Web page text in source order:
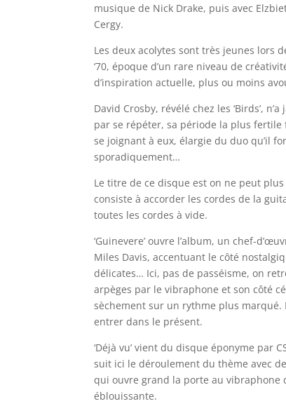
musique de Nick Drake, puis avec
Cergy.
Les deux acolytes sont très jeunes lors
‘70, époque d’un rare niveau de
d’inspiration actuelle, plus ou moins
David Crosby, révélé chez les ‘Birds’,
par se répéter, sa période la plus fertile
se joignant à eux, élargie du duo qu’il
sporadiquement…
Le titre de ce disque est on ne peut plus
consiste à accorder les cordes de la
toutes les cordes à vide.
‘Guinevere’ ouvre l’album, un chef-
Miles Davis, accentuant le côté
délicates… Ici, pas de passéisme, on
arpèges par le vibraphone et son côté
sèchement sur un rythme plus
entrer dans le présent.
‘Déjà vu’ vient du disque éponyme par
suit ici le déroulement du thème avec
qui ouvre grand la porte au vibraphone
éblouissante.